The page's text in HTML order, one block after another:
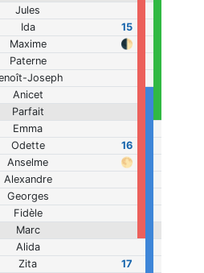
Jules
Ida
15
Maxime
🌓
Paterne
Joseph
Anicet
Parfait
Emma
Odette
16
Anselme
🌕
Alexandre
Georges
Fidèle
Marc
Alida
Zita
17